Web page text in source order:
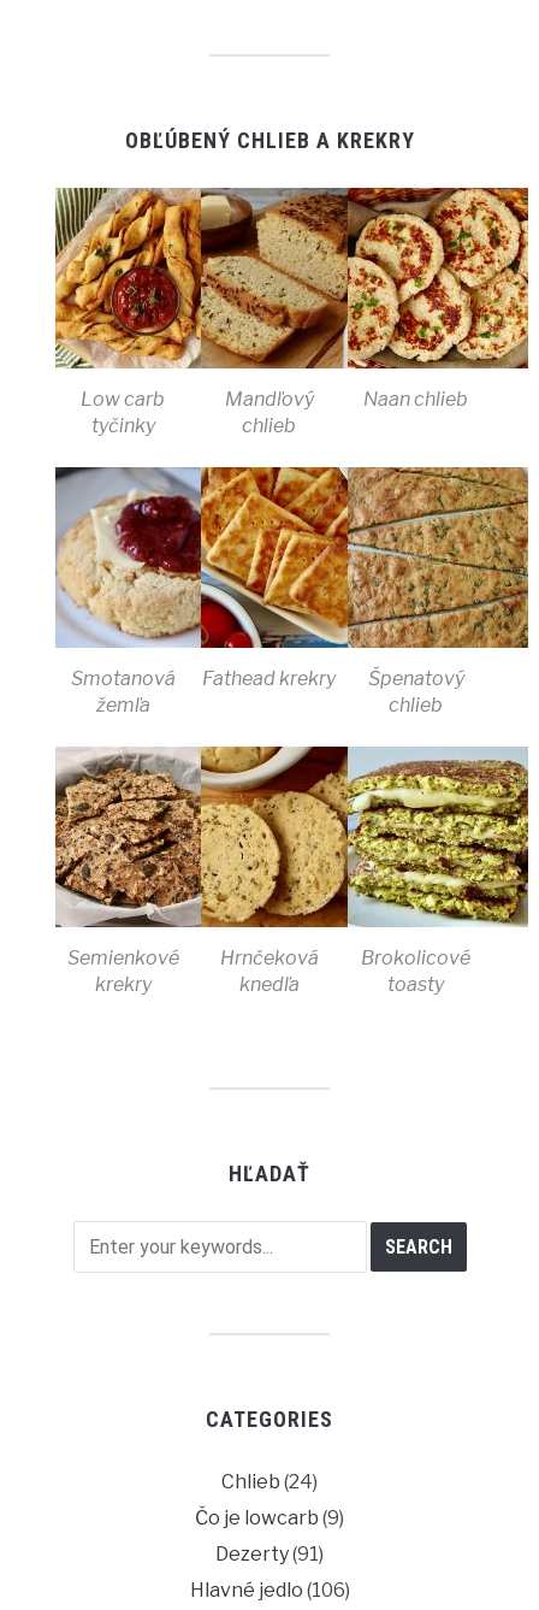
OBĽÚBENÝ CHLIEB A KREKRY
Low carb
tyčinky
Mandľový
chlieb
Naan chlieb
Smotanová
žemľa
Fathead krekry
Špenatový
chlieb
Semienkové
krekry
Hrnčeková
knedľa
Brokolicové
toasty
HĽADAŤ
CATEGORIES
Chlieb (24)
Čo je lowcarb (9)
Dezerty(91)
Hlavné jedlo (106)